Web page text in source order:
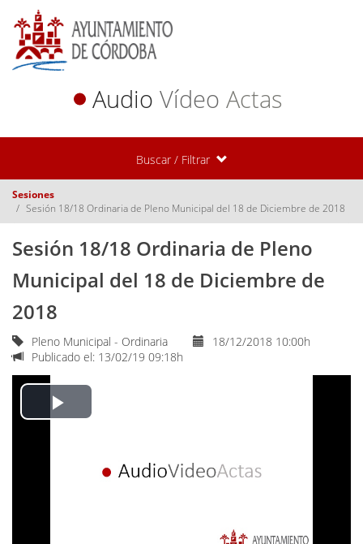
Audio Vídeo Actas
Buscar / Filtrar
Sesiones
Sesión 18/18 Ordinaria de Pleno Municipal del 18 de Diciembre de 2018
Sesión 18/18 Ordinaria de Pleno
Municipal del 18 de Diciembre de
2018
Pleno Municipal - Ordinaria
18/12/2018 10:00h
Publicado el: 13/02/19 09:18h
Play